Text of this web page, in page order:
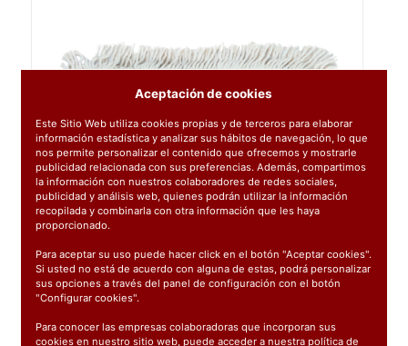
Aceptación de cookies
Este Sitio Web utiliza cookies propias y de terceros para elaborar
información estadística y analizar sus hábitos de navegación, lo que
nos permite personalizar el contenido que ofrecemos y mostrarle
publicidad relacionada con sus preferencias. Además, compartimos
la información con nuestros colaboradores de redes sociales,
publicidad y análisis web, quienes podrán utilizar la información
recopilada y combinarla con otra información que les haya
proporcionado.
Para aceptar su uso puede hacer click en el botón "Aceptar cookies".
Si usted no está de acuerdo con alguna de estas, podrá personalizar
sus opciones a través del panel de configuración con el botón
"Configurar cookies".
Para conocer las empresas colaboradoras que incorporan sus
cookies en nuestro sitio web, puede acceder a nuestrapolítica de